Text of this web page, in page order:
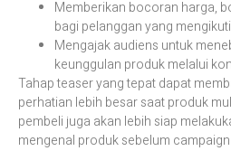
Memberikan bocoran harga,
bagi pelanggan yang
Mengajak audiens untuk
keunggulan produk melalui
Tahap teaser yang tepat dapat
perhatian lebih besar saat produk
pembeli juga akan lebih siap
mengenal produk sebelum